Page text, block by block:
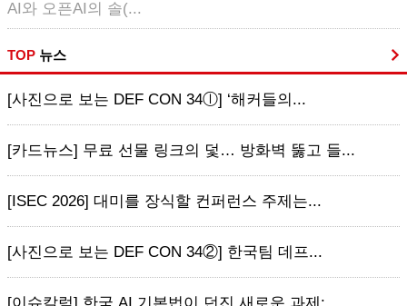
AI와 오픈AI의 솔(...
TOP 뉴스
[사진으로 보는 DEF CON 34ⓛ] ‘해커들의...
[카드뉴스] 무료 선물 링크의 덫… 방화벽 뚫고 들...
[ISEC 2026] 대미를 장식할 컨퍼런스 주제는...
[사진으로 보는 DEF CON 34②] 한국팀 데프...